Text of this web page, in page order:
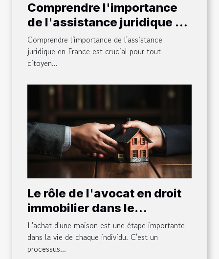
Comprendre l'importance
de l'assistance juridique en
France
Comprendre l'importance de l'assistance
juridique en France est crucial pour tout
citoyen...
Le rôle de l'avocat en droit
immobilier dans le
processus d'achat d'une
maison
L'achat d'une maison est une étape importante
dans la vie de chaque individu. C'est un
processus...